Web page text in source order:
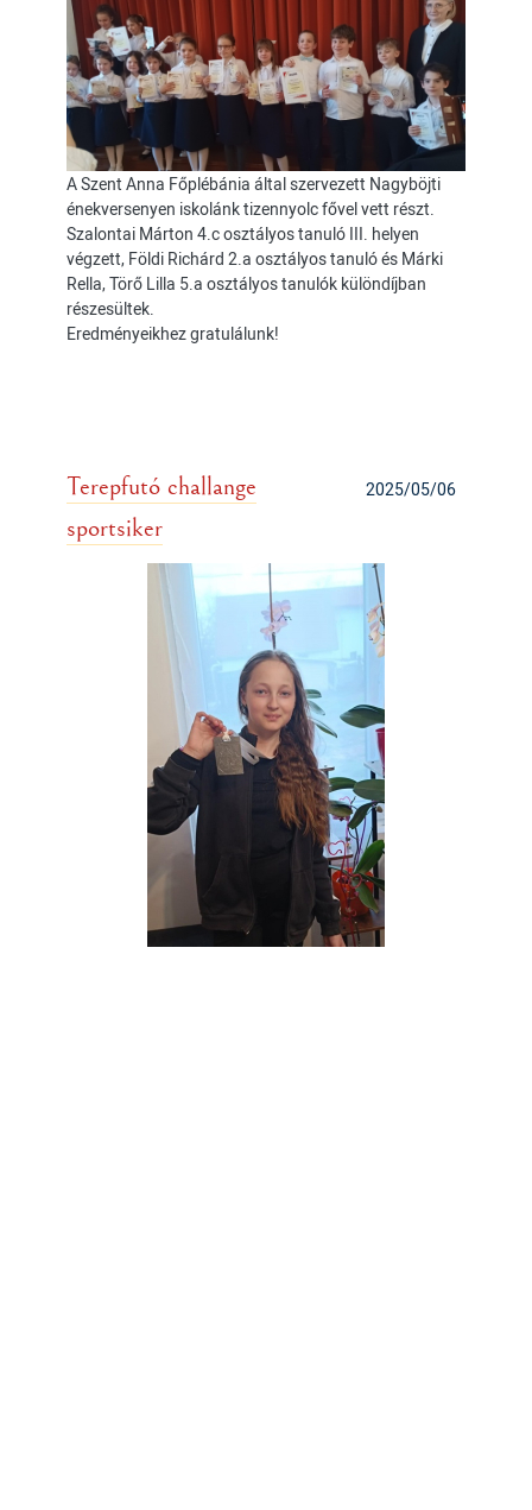
A Szent Anna Főplébánia által szervezett Nagyböjti
énekversenyen iskolánk tizennyolc fővel vett részt.
Szalontai Márton 4.c osztályos tanuló III. helyen
végzett, Földi Richárd 2.a osztályos tanuló és Márki
Rella, Törő Lilla 5.a osztályos tanulók különdíjban
részesültek.
Eredményeikhez gratulálunk!
2025/05/06
Terepfutó challange
sportsiker